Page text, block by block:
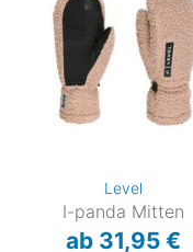
Level
I-panda Mitten
ab 31,95 €